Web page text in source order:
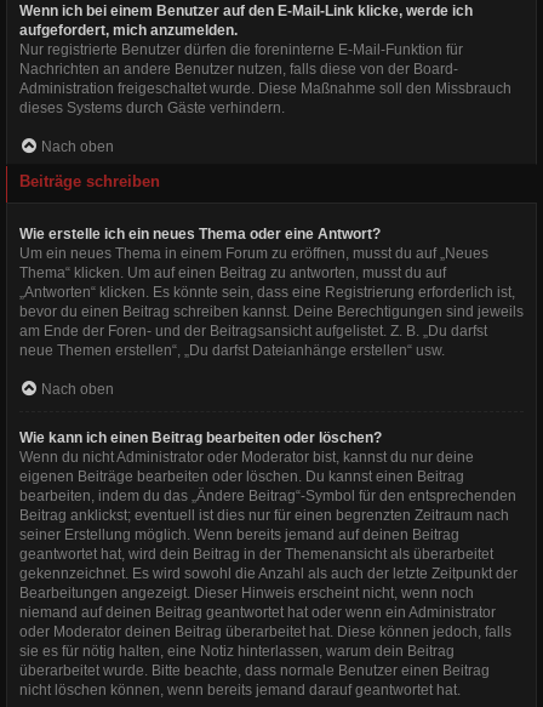
Wenn ich bei einem Benutzer auf den E-Mail-Link klicke, werde ich
aufgefordert, mich anzumelden.
Nur registrierte Benutzer dürfen die foreninterne E-Mail-Funktion für
Nachrichten an andere Benutzer nutzen, falls diese von der Board-
Administration freigeschaltet wurde. Diese Maßnahme soll den Missbrauch
dieses Systems durch Gäste verhindern.
Nach oben
Beiträge schreiben
Wie erstelle ich ein neues Thema oder eine Antwort?
Um ein neues Thema in einem Forum zu eröffnen, musst du auf „Neues
Thema“ klicken. Um auf einen Beitrag zu antworten, musst du auf
„Antworten“ klicken. Es könnte sein, dass eine Registrierung erforderlich ist,
bevor du einen Beitrag schreiben kannst. Deine Berechtigungen sind jeweils
am Ende der Foren- und der Beitragsansicht aufgelistet. Z. B. „Du darfst
neue Themen erstellen“, „Du darfst Dateianhänge erstellen“ usw.
Nach oben
Wie kann ich einen Beitrag bearbeiten oder löschen?
Wenn du nicht Administrator oder Moderator bist, kannst du nur deine
eigenen Beiträge bearbeiten oder löschen. Du kannst einen Beitrag
bearbeiten, indem du das „Ändere Beitrag“-Symbol für den entsprechenden
Beitrag anklickst; eventuell ist dies nur für einen begrenzten Zeitraum nach
seiner Erstellung möglich. Wenn bereits jemand auf deinen Beitrag
geantwortet hat, wird dein Beitrag in der Themenansicht als überarbeitet
gekennzeichnet. Es wird sowohl die Anzahl als auch der letzte Zeitpunkt der
Bearbeitungen angezeigt. Dieser Hinweis erscheint nicht, wenn noch
niemand auf deinen Beitrag geantwortet hat oder wenn ein Administrator
oder Moderator deinen Beitrag überarbeitet hat. Diese können jedoch, falls
sie es für nötig halten, eine Notiz hinterlassen, warum dein Beitrag
überarbeitet wurde. Bitte beachte, dass normale Benutzer einen Beitrag
nicht löschen können, wenn bereits jemand darauf geantwortet hat.